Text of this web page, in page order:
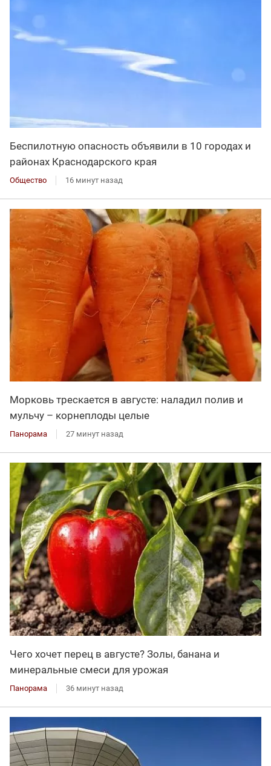
Беспилотную опасность объявили в 10 городах и
районах Краснодарского края
Общество 16 минут назад
Морковь трескается в августе: наладил полив и
мульчу – корнеплоды целые
Панорама 27 минут назад
Чего хочет перец в августе? Золы, банана и
минеральные смеси для урожая
Панорама 36 минут назад